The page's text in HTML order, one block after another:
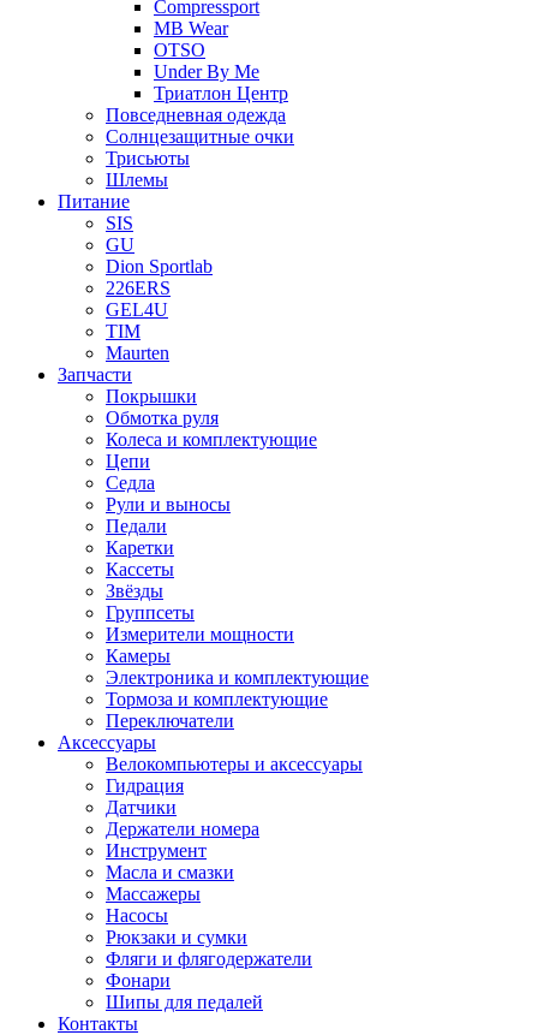
Compressport
MB Wear
OTSO
Under By Me
Триатлон Центр
Повседневная одежда
Солнцезащитные очки
Трисьюты
Шлемы
Питание
SIS
GU
Dion Sportlab
226ERS
GEL4U
TIM
Maurten
Запчасти
Покрышки
Обмотка руля
Колеса и комплектующие
Цепи
Седла
Рули и выносы
Педали
Каретки
Кассеты
Звёзды
Группсеты
Измерители мощности
Камеры
Электроника и комплектующие
Тормоза и комплектующие
Переключатели
Аксессуары
Велокомпьютеры и аксессуары
Гидрация
Датчики
Держатели номера
Инструмент
Масла и смазки
Массажеры
Насосы
Рюкзаки и сумки
Фляги и флягодержатели
Фонари
Шипы для педалей
Контакты